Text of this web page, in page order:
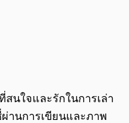
นใจและรักในการเล่า
ผ่านการเขียนและภาพ